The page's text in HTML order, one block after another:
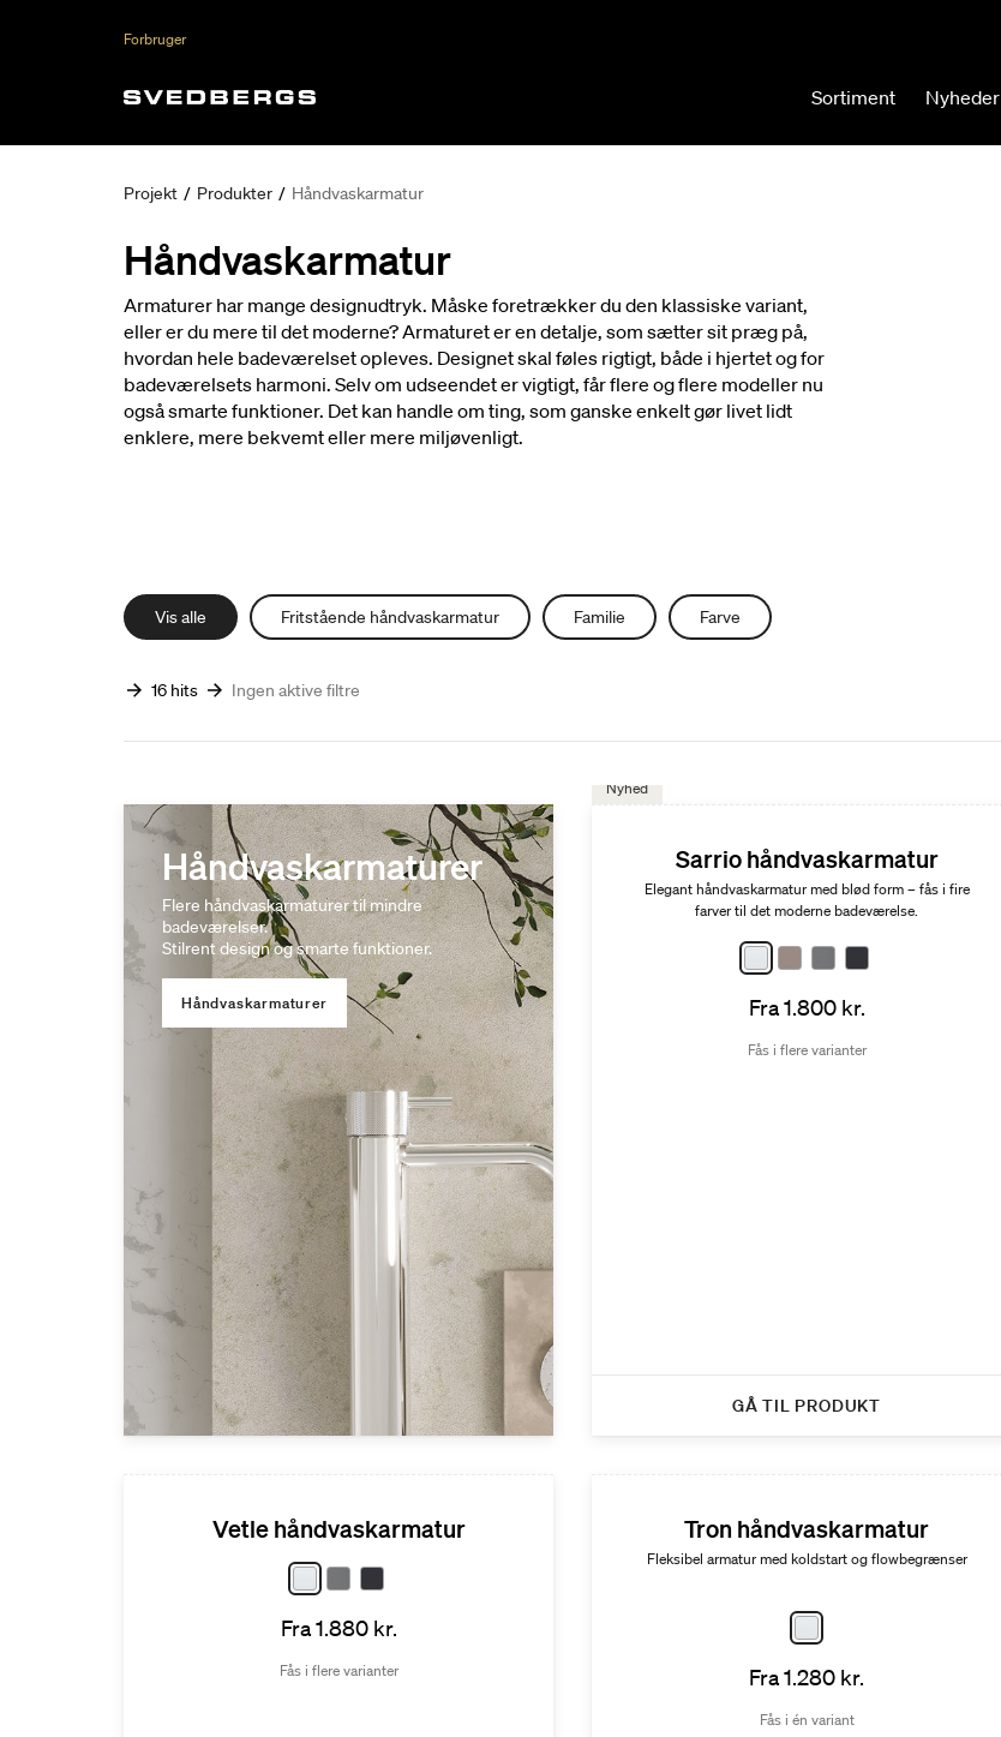
Forbruger
Sortiment Nyheder
Projekt / Produkter / Håndvaskarmatur
Håndvaskarmatur
Armaturer har mange designudtryk. Måske foretrækker du den klassiske variant,
eller er du mere til det moderne? Armaturet er en detalje, som sætter sit præg på,
hvordan hele badeværelset opleves. Designet skal føles rigtigt, både i hjertet og for
badeværelsets harmoni. Selv om udseendet er vigtigt, får flere og flere modeller nu
også smarte funktioner. Det kan handle om ting, som ganske enkelt gør livet lidt
enklere, mere bekvemt eller mere miljøvenligt.
Vis alle Fritstående håndvaskarmatur Familie Farve
16 hits Ingen aktive filtre
Håndvaskarmaturer
Flere håndvaskarmaturer til mindre
badeværelser.
Stilrent design og smarte funktioner.
Håndvaskarmaturer
Nyhed
Sarrio håndvaskarmatur
Elegant håndvaskarmatur med blød form – fås i fire
farver til det moderne badeværelse.
Fra 1.800 kr.
Fås i flere varianter
GÅ TIL PRODUKT
Vetle håndvaskarmatur
Fra 1.880 kr.
Fås i flere varianter
Tron håndvaskarmatur
Fleksibel armatur med koldstart og flowbegrænser
Fra 1.280 kr.
Fås i én variant